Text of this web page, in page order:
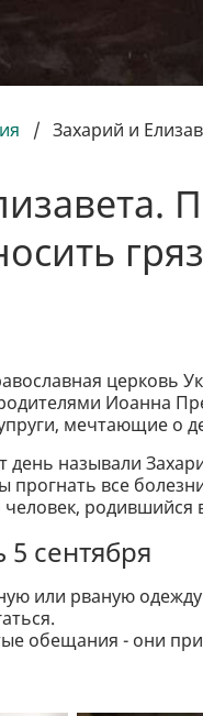
/ Захарий и
церковь
Иоанна
мечтающие о
день называли
все
5 сентября
или рваную
обещания - они